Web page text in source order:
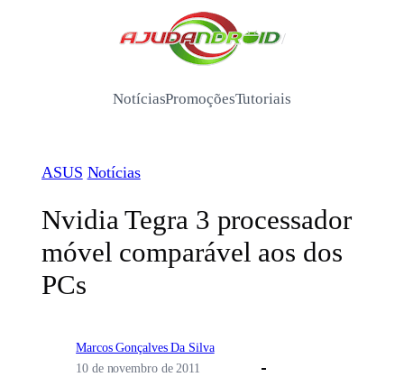
/
NotíciasPromoçõesTutoriais
ASUS Notícias
Nvidia Tegra 3 processador
móvel comparável aos dos
PCs
Marcos Gonçalves Da Silva
10 de novembro de 2011